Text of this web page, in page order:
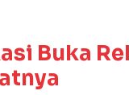
Buka